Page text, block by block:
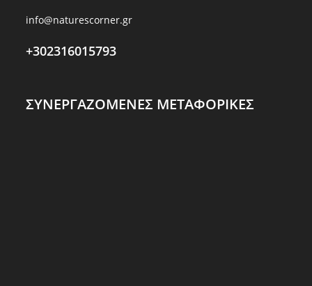
info@naturescorner.gr
+302316015793
ΣΥΝΕΡΓΑΖΟΜΕΝΕΣ ΜΕΤΑΦΟΡΙΚΕΣ